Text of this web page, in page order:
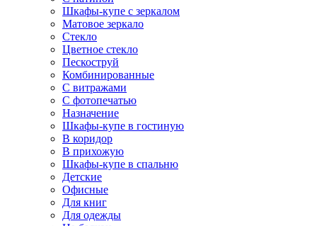
Шкафы-купе с зеркалом
Матовое зеркало
Стекло
Цветное стекло
Пескоструй
Комбинированные
С витражами
С фотопечатью
Назначение
Шкафы-купе в гостиную
В коридор
В прихожую
Шкафы-купе в спальню
Детские
Офисные
Для книг
Для одежды